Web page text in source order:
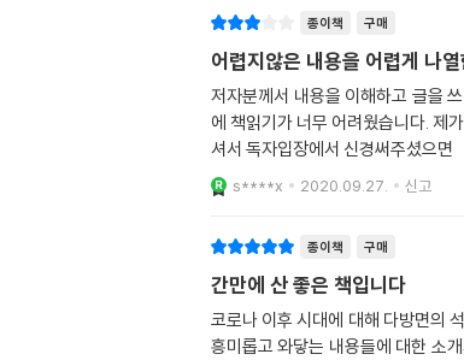
종이책 구매
어렵지않은 내용을 어렵게 나
저자분께서 내용을 이해하고 글을
에 책읽기가 너무 어려웠습니다. 제
셔서 독자입장에서 신경써주셨으면
s****x 2020.09.27. 신고
종이책 구매
간만에 산 좋은 책입니다
코로나 이후 시대에 대해 다방면의
흥미롭고 와닿는 내용들에 대한 소